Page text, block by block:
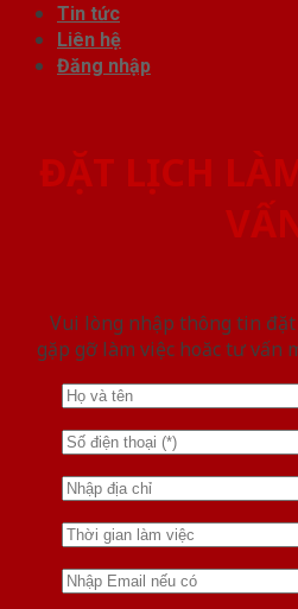
Tin tức
Liên hệ
Đăng nhập
ĐẶT LỊCH
Vui lòng nhập thông tin
gặp gỡ làm việc hoăc tư vấn